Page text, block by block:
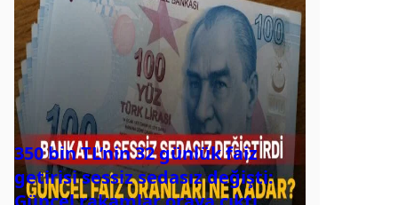
350 bin TL’nin 32 günlük faiz
getirisi sessiz sedasız değişti: